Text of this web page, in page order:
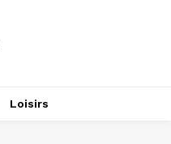
Loisirs